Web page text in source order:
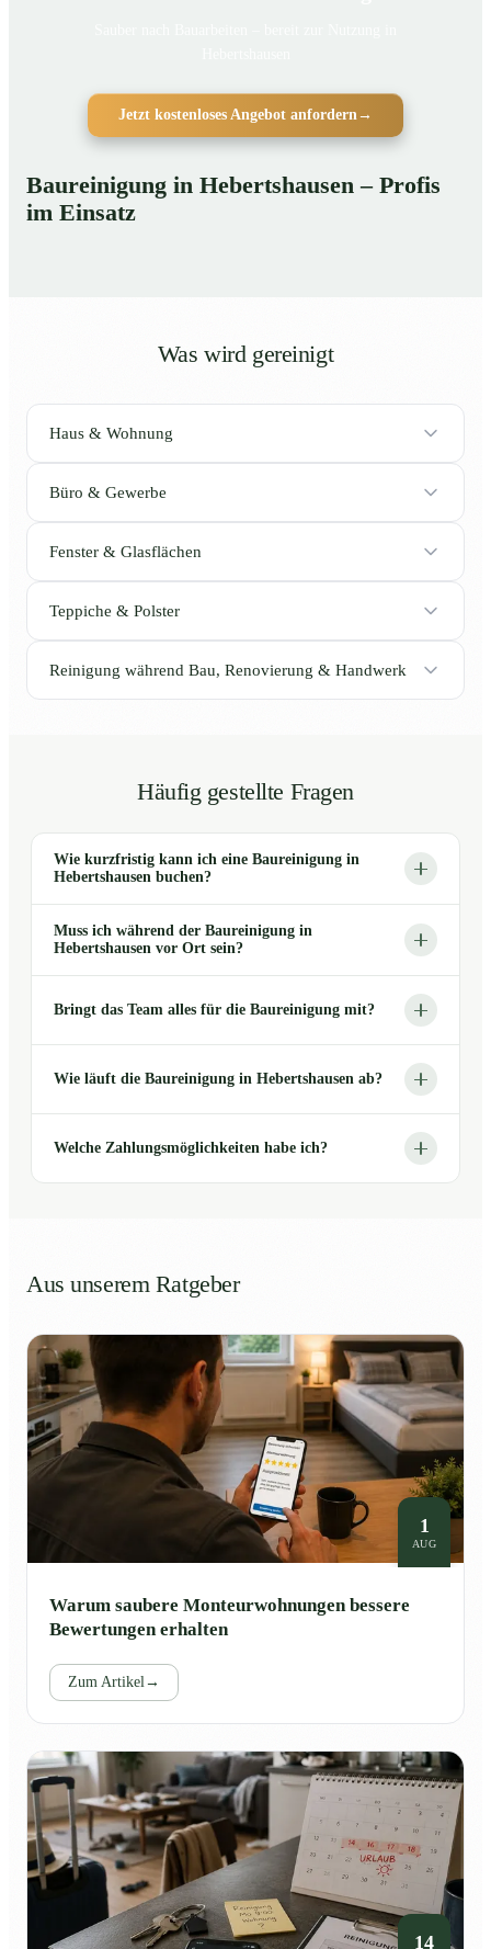
Jetzt kostenloses Angebot anfordern→
Baureinigung in Hebertshausen – Profis
im Einsatz
Was wird gereinigt
Haus & Wohnung
Büro & Gewerbe
Fenster & Glasflächen
Teppiche & Polster
Reinigung während Bau, Renovierung & Handwerk
Häufig gestellte Fragen
Wie kurzfristig kann ich eine Baureinigung in
Hebertshausen buchen?
Muss ich während der Baureinigung in
Hebertshausen vor Ort sein?
Bringt das Team alles für die Baureinigung mit?
Wie läuft die Baureinigung in Hebertshausen ab?
Welche Zahlungsmöglichkeiten habe ich?
Aus unserem Ratgeber
1
AUG
Warum saubere Monteurwohnungen bessere
Bewertungen erhalten
Zum Artikel→
14